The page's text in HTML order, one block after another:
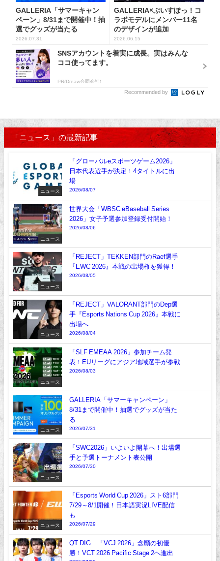
GALLERIA「サマーキャン
ペーン」8/31まで開催中！抽
選でグッズが当たる
2026.07.31
GALLERIA×ぶいすぽっ！コ
ラボモデルにメンバー11名
のデザインが追加
2026.06.15
SNSアカウントを着実に成長。実はみんな
ココ使ってます。
PR(Dreaw合同会社)
Recommended by
「ニュース」の最新記事
ニュース
「グローバルeスポーツゲーム2026」
日本代表選手が決定！4タイトルに出
場
2026/08/07
ニュース
世界大会「WBSC eBaseball Series
2026」女子予選参加登録受付開始！
2026/08/06
ニュース
「REJECT」TEKKEN部門のRaef選手
『EWC 2026』本戦の出場権を獲得！
2026/08/05
ニュース
「REJECT」VALORANT部門のDep選
手『Esports Nations Cup 2026』本戦に
出場へ
2026/08/04
ニュース
「SLF EMEAA 2026」参加チーム発
表！EUリーグにアジア地域選手が参戦
2026/08/03
ニュース
GALLERIA「サマーキャンペーン」
8/31まで開催中！抽選でグッズが当た
る
2026/07/31
ニュース
「SWC2026」いよいよ開幕へ！出場選
手と予選トーナメント表公開
2026/07/30
ニュース
「Esports World Cup 2026」スト6部門
7/29～8/1開催！日本語実況LIVE配信
も
2026/07/29
QT DIG∞「VCJ 2026」念願の初優
勝！VCT 2026 Pacific Stage 2へ進出